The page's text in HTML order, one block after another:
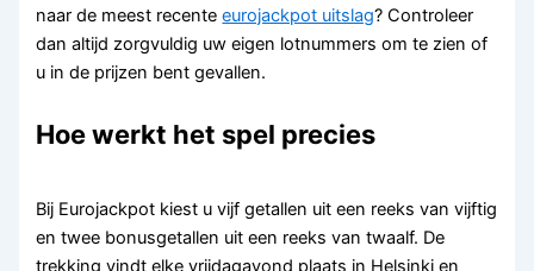
naar de meest recenteeurojackpot uitslag? Controleer
dan altijd zorgvuldig uw eigen lotnummers om te zien of
u in de prijzen bent gevallen.
Hoe werkt het spel precies
Bij Eurojackpot kiest u vijf getallen uit een reeks van vijftig
en twee bonusgetallen uit een reeks van twaalf. De
trekking vindt elke vrijdagavond plaats in Helsinki en